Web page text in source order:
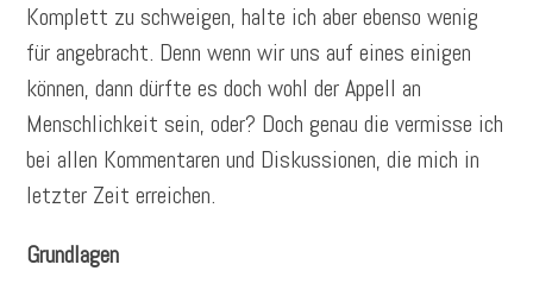
Komplett zu schweigen, halte ich aber ebenso wenig
für angebracht. Denn wenn wir uns auf eines einigen
können, dann dürfte es doch wohl der Appell an
Menschlichkeit sein, oder? Doch genau die vermisse ich
bei allen Kommentaren und Diskussionen, die mich in
letzter Zeit erreichen.
Grundlagen